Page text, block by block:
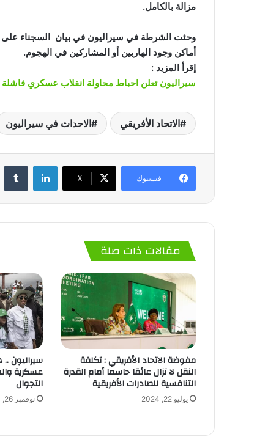
مزالة بالكامل.
وحثت الشرطة في سيراليون في بيان السجناء على
أماكن وجود الهاربين أو المشاركين في الهجوم.
إقرأ المزيد :
سيراليون تعلن احباط محاولة انقلاب عسكري فاشلة
الاتحاد الأفريقي الاحداث في سيراليون
فيسبوك ‫X
لينكدإن
مقالات ذات صلة
مفوضة الاتحاد الأفريقي : تكلفة
النقل لا تزال عائقا حاسما أمام القدرة
التنافسية للصادرات الأفريقية
يوليو 22, 2024
سيراليون
عسكرية
التجوال
نوفمبر 26, 2023